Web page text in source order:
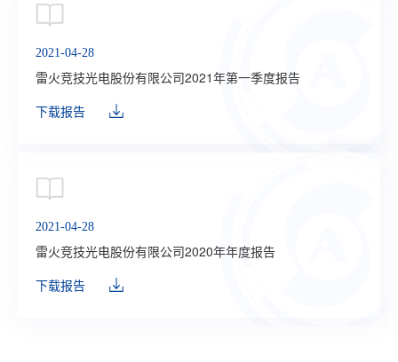
2021-04-28
雷火竞技光电股份有限公司2021年第一季度报告
下载报告
2021-04-28
雷火竞技光电股份有限公司2020年年度报告
下载报告